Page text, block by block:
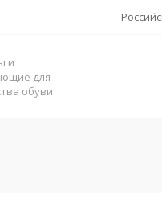
и
для
обуви